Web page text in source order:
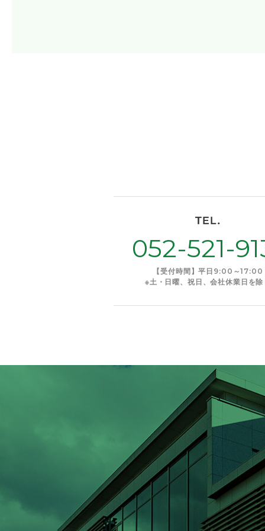
052-521-
【受付時間】平日9:00～17:00
※土・日曜、祝日、会社休業日を除